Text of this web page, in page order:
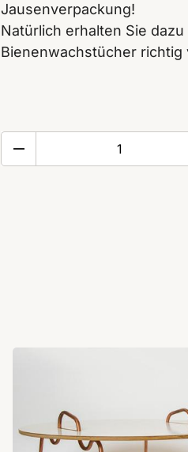
Jausenverpackung!
Natürlich erhalten Sie
Bienenwachstücher richtig